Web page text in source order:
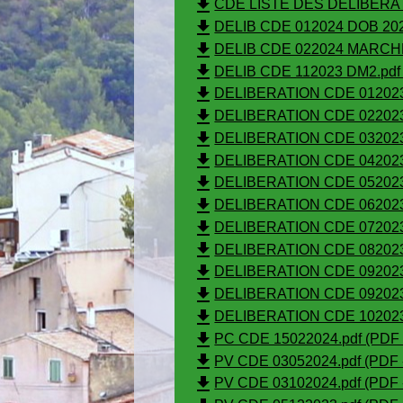
file_downloadCDE LISTE DES
file_downloadDELIB CDE 012024 DOB
file_downloadDELIB CDE 022024
file_downloadDELIB CDE 112023
file_downloadDELIBERATION CDE
file_downloadDELIBERATION CDE
file_downloadDELIBERATION CDE
file_downloadDELIBERATION CDE
file_downloadDELIBERATION CDE
file_downloadDELIBERATION CDE
file_downloadDELIBERATION CDE
file_downloadDELIBERATION CDE
file_downloadDELIBERATION CDE
file_downloadDELIBERATION CDE
file_downloadDELIBERATION CDE
file_downloadPC CDE 15022024.pdf (PDF
file_downloadPV CDE 03052024.pdf (PDF
file_downloadPV CDE 03102024.pdf (PDF